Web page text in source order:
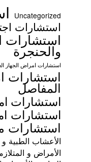
Uncategorized
استشارات
استشارات
والحنجرة
استشارات امراض الجهاز
استشارات
المفاصل
استشارات
استشارات
استشارات
الأعشاب الطبية و
الأمراض و